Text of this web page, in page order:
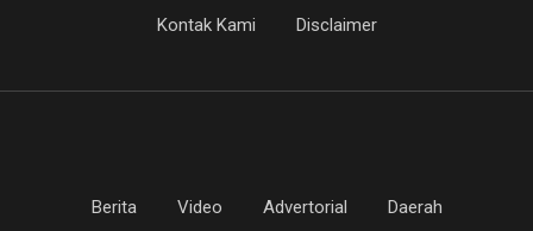
Kontak Kami Disclaimer
Berita Video Advertorial Daerah